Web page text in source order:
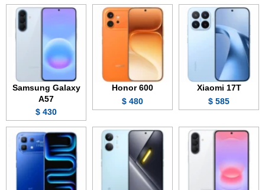
Xiaomi 17T
585 $
Honor 600
480 $
Samsung Galaxy
A57
430 $